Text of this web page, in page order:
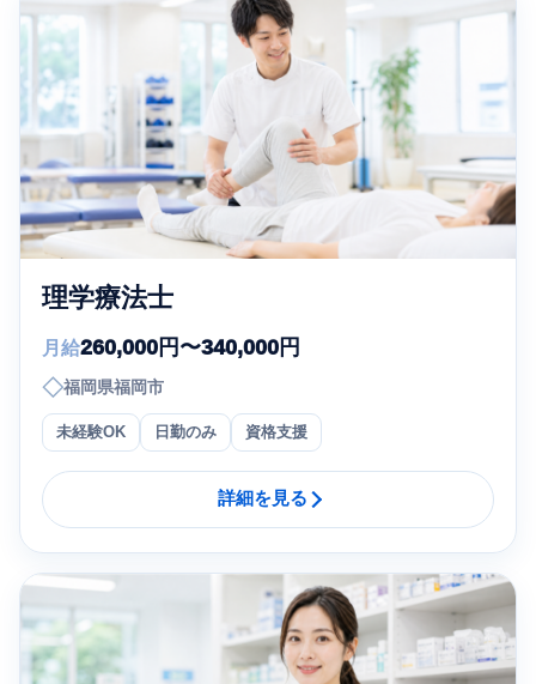
理学療法士
月給260,000円〜340,000円
◇福岡県福岡市
未経験OK 日勤のみ 資格支援
詳細を見る